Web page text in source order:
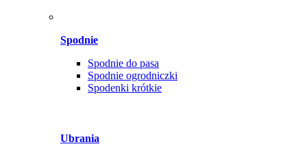
Spodnie
Spodnie do pasa
Spodnie ogrodniczki
Spodenki krótkie
Ubrania